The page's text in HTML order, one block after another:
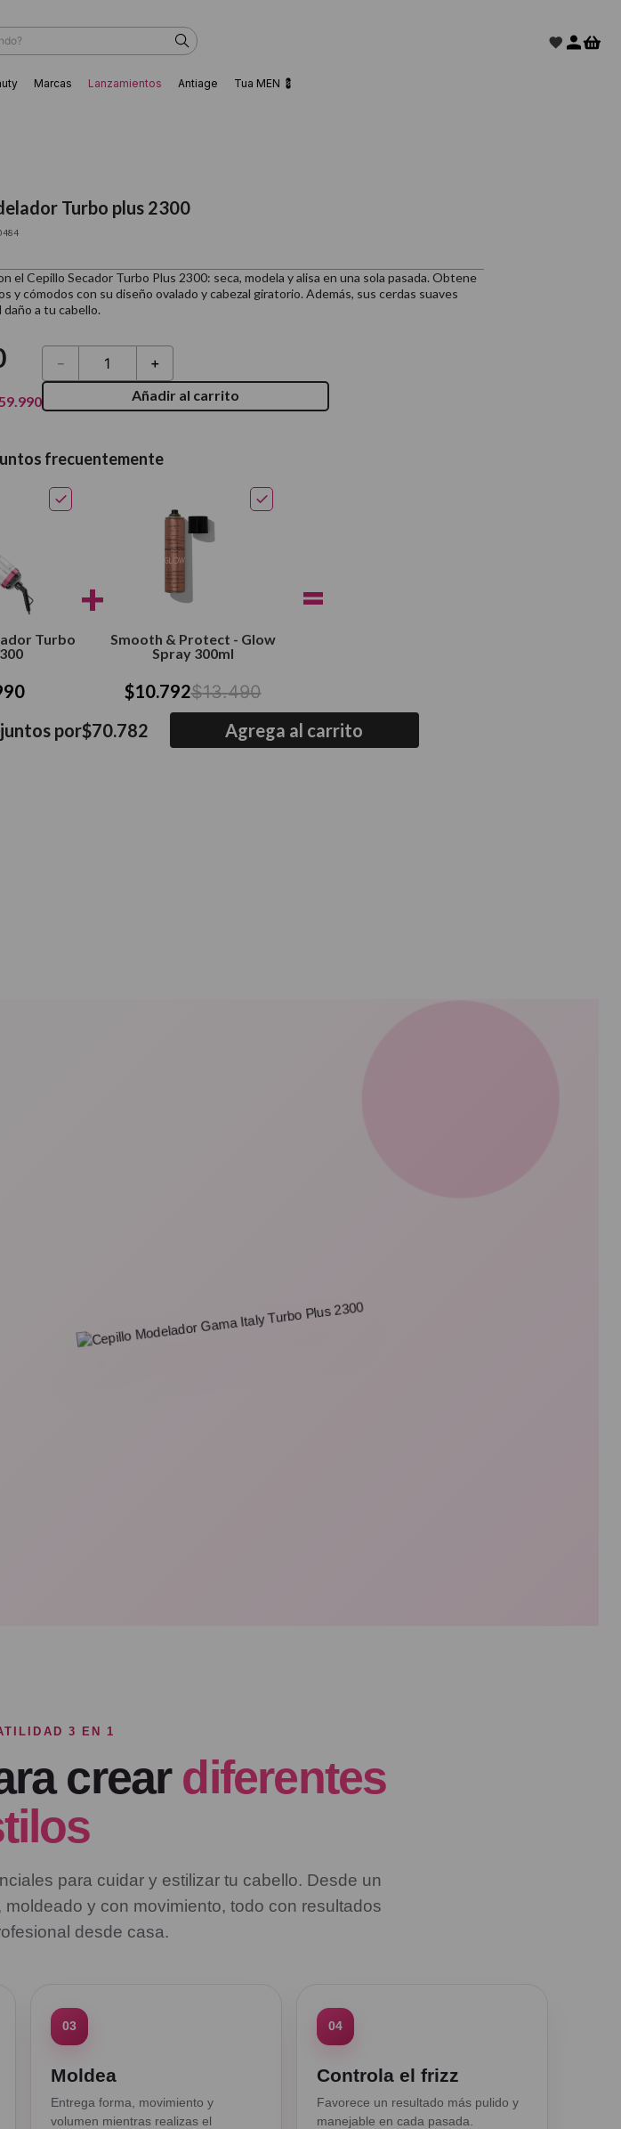
Marcas Lanzamientos Antiage Tua MEN 💈
Turbo plus 2300
el Cepillo Secador Turbo Plus 2300: seca, modela y alisa en una sola pasada. Obtene
y cómodos con su diseño ovalado y cabezal giratorio. Además, sus cerdas suaves
a tu cabello.
.990
＋
－
Añadir al carrito
frecuentemente
Turbo
+
Smooth & Protect - Glow
Spray 300ml
$10.792$13.490
por$70.782 Agrega al carrito
3 EN 1
crear diferentes
para cuidar y estilizar tu cabello. Desde un
y con movimiento, todo con resultados
desde casa.
03
Moldea
Entrega forma, movimiento y
volumen mientras realizas el
04
Controla el frizz
Favorece un resultado más pulido y
manejable en cada pasada.